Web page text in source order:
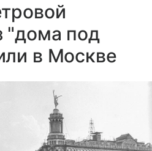
"дома под
в Москве